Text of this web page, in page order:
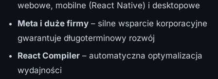
webowe, mobilne (React Native) i desktopowe
Meta i duże firmy – silne wsparcie korporacyjne
gwarantuje długoterminowy rozwój
React Compiler – automatyczna optymalizacja
wydajności